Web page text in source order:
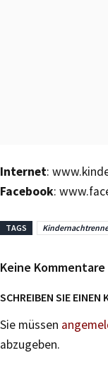
Internet:
Facebook:
TAGS
Keine
SCHREIBEN SIE EINEN
Sie müssen
abzugeben.